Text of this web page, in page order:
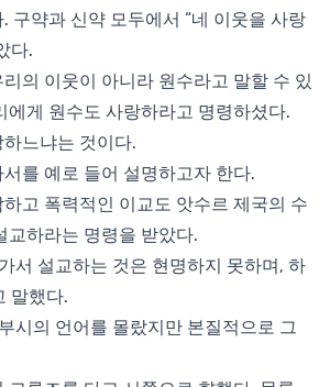
구약과 신약 모두에서 “네 이웃을 사랑
다.
의 이웃이 아니라 원수라고 말할 수 있
에게 원수도 사랑하라고 명령하셨다.
느냐는 것이다.
를 예로 들어 설명하고자 한다.
고 폭력적인 이교도 앗수르 제국의 수
교하라는 명령을 받았다.
서 설교하는 것은 현명하지 못하며, 하
말했다.
시의 언어를 몰랐지만 본질적으로 그